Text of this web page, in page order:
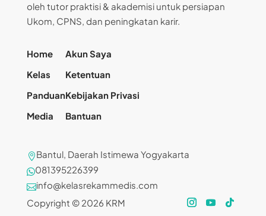
oleh tutor praktisi & akademisi untuk persiapan
Ukom, CPNS, dan peningkatan karir.
Home
Kelas
Panduan
Media
Akun Saya
Ketentuan
Kebijakan Privasi
Bantuan
Bantul, Daerah Istimewa Yogyakarta
081395226399
info@kelasrekammedis.com
Copyright © 2026 KRM